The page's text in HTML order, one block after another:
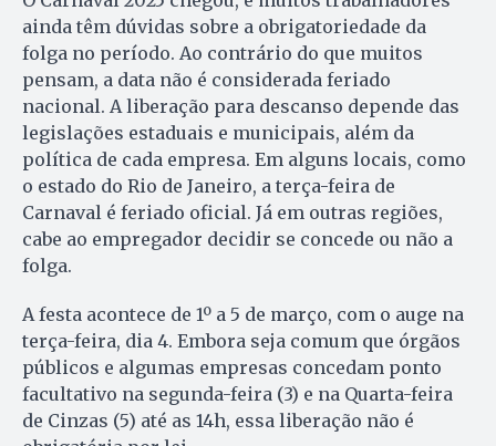
ainda têm dúvidas sobre a obrigatoriedade da
folga no período. Ao contrário do que muitos
pensam, a data não é considerada feriado
nacional. A liberação para descanso depende das
legislações estaduais e municipais, além da
política de cada empresa. Em alguns locais, como
o estado do Rio de Janeiro, a terça-feira de
Carnaval é feriado oficial. Já em outras regiões,
cabe ao empregador decidir se concede ou não a
folga.
A festa acontece de 1º a 5 de março, com o auge na
terça-feira, dia 4. Embora seja comum que órgãos
públicos e algumas empresas concedam ponto
facultativo na segunda-feira (3) e na Quarta-feira
de Cinzas (5) até as 14h, essa liberação não é